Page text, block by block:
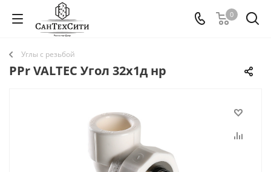
0
Углы с резьбой
PPr VALTEC Угол 32х1д нр